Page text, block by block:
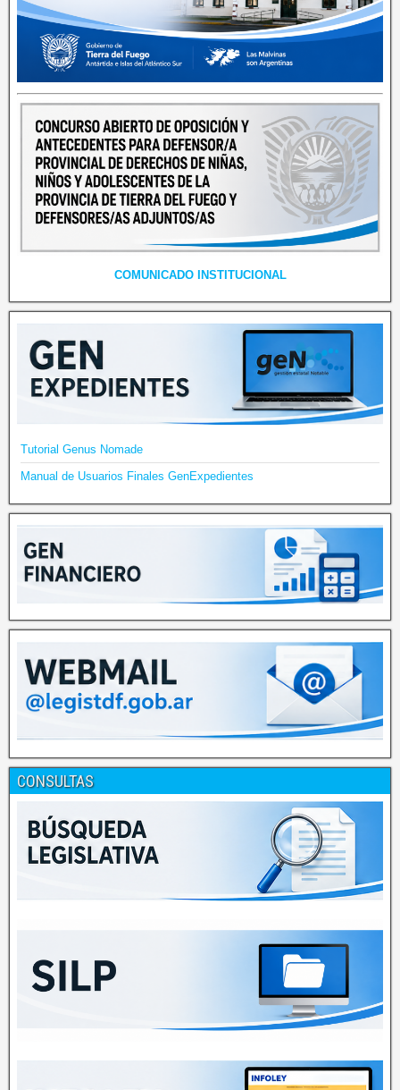
COMUNICADO INSTITUCIONAL
Tutorial Genus Nomade
Manual de Usuarios Finales GenExpedientes
CONSULTAS